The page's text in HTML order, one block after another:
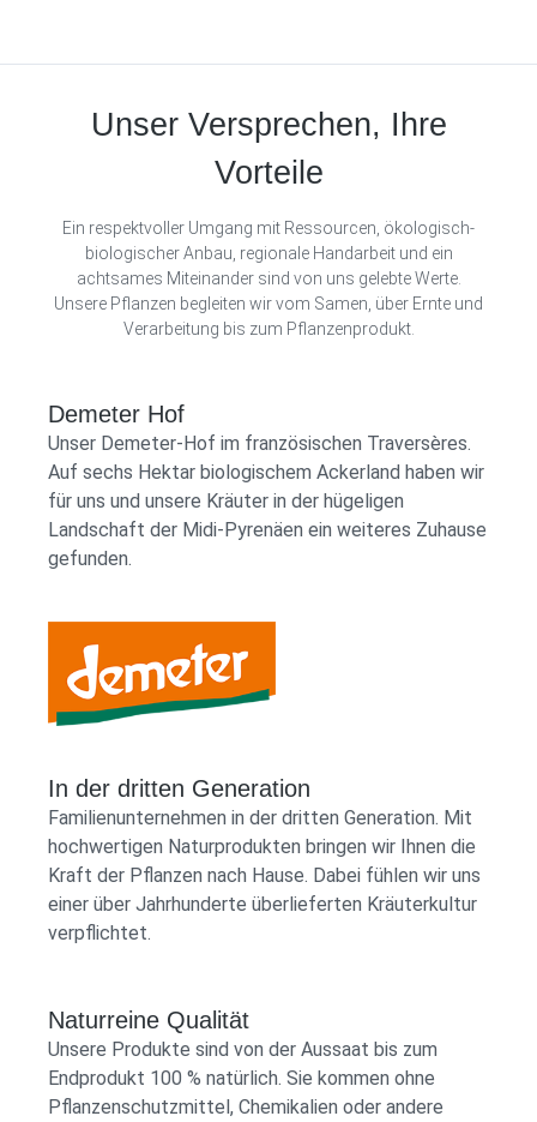
Unser Versprechen, Ihre
Vorteile
Ein respektvoller Umgang mit Ressourcen, ökologisch-
biologischer Anbau, regionale Handarbeit und ein
achtsames Miteinander sind von uns gelebte Werte.
Unsere Pflanzen begleiten wir vom Samen, über Ernte und
Verarbeitung bis zum Pflanzenprodukt.
Demeter Hof
Unser Demeter-Hof im französischen Traversères.
Auf sechs Hektar biologischem Ackerland haben wir
für uns und unsere Kräuter in der hügeligen
Landschaft der Midi-Pyrenäen ein weiteres Zuhause
gefunden.
In der dritten Generation
Familienunternehmen in der dritten Generation. Mit
hochwertigen Naturprodukten bringen wir Ihnen die
Kraft der Pflanzen nach Hause. Dabei fühlen wir uns
einer über Jahrhunderte überlieferten Kräuterkultur
verpflichtet.
Naturreine Qualität
Unsere Produkte sind von der Aussaat bis zum
Endprodukt 100 % natürlich. Sie kommen ohne
Pflanzenschutzmittel, Chemikalien oder andere